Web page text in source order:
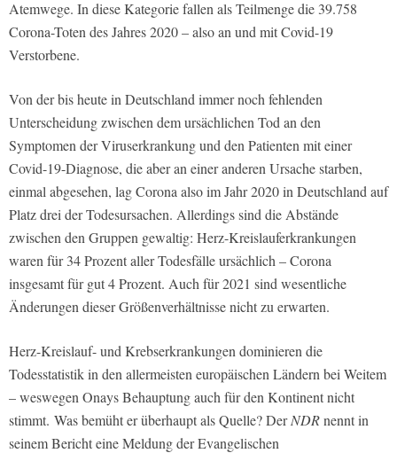
Atemwege. In diese Kategorie fallen als Teilmenge die 39.758
Corona-Toten des Jahres 2020 – also an und mit Covid-19
Verstorbene.
Von der bis heute in Deutschland immer noch fehlenden
Unterscheidung zwischen dem ursächlichen Tod an den
Symptomen der Viruserkrankung und den Patienten mit einer
Covid-19-Diagnose, die aber an einer anderen Ursache starben,
einmal abgesehen, lag Corona also im Jahr 2020 in Deutschland auf
Platz drei der Todesursachen. Allerdings sind die Abstände
zwischen den Gruppen gewaltig: Herz-Kreislauferkrankungen
waren für 34 Prozent aller Todesfälle ursächlich – Corona
insgesamt für gut 4 Prozent. Auch für 2021 sind wesentliche
Änderungen dieser Größenverhältnisse nicht zu erwarten.
Herz-Kreislauf- und Krebserkrankungen dominieren die
Todesstatistik in den allermeisten europäischen Ländern bei Weitem
– weswegen Onays Behauptung auch für den Kontinent nicht
stimmt. Was bemüht er überhaupt als Quelle? DerNDRnennt in
seinem Bericht eine Meldung der Evangelischen